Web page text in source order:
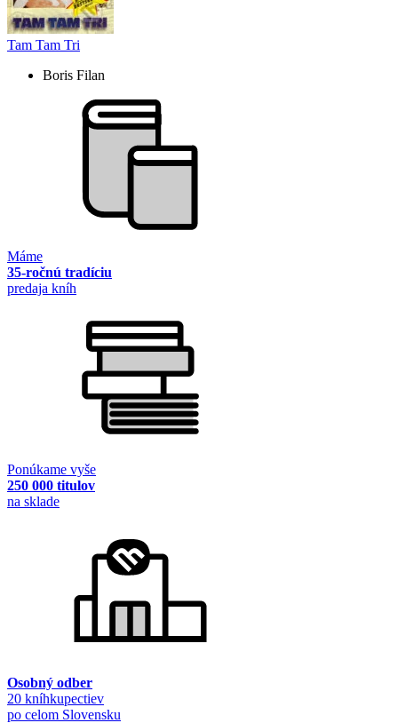
Tam Tam Tri
Boris Filan
Máme
35-ročnú tradíciu
predaja kníh
Ponúkame vyše
250 000 titulov
na sklade
Osobný odber
20 kníhkupectiev
po celom Slovensku